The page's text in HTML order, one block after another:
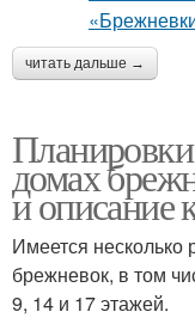
читать дальше →
домах
и описание
Имеется несколько
брежневок, в том
9, 14 и 17 этажей.